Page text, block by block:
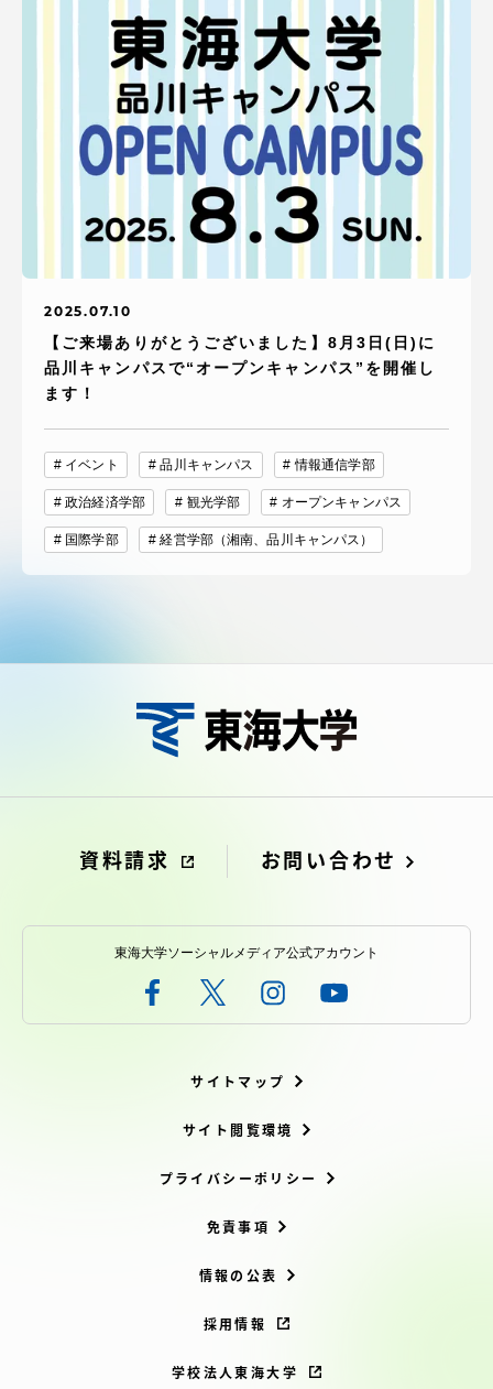
2025.07.10
【ご来場ありがとうございました】8月3日(日)に
品川キャンパスで“オープンキャンパス”を開催し
ます！
イベント 品川キャンパス 情報通信学部
政治経済学部 観光学部 オープンキャンパス
国際学部 経営学部（湘南、品川キャンパス）
資料請求 お問い合わせ
東海大学ソーシャルメディア公式アカウント
サイトマップ
サイト閲覧環境
プライバシーポリシー
免責事項
情報の公表
採用情報
学校法人東海大学